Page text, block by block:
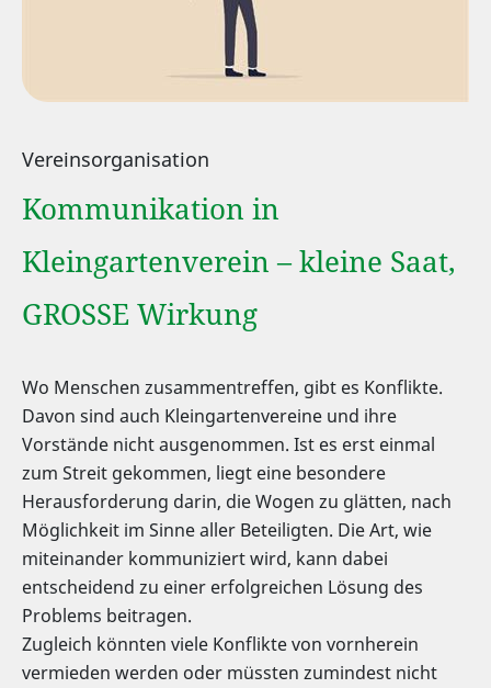
Vereinsorganisation
Kommunikation in
Kleingartenverein – kleine Saat,
GROSSE Wirkung
Wo Menschen zusammentreffen, gibt es Konflikte.
Davon sind auch Kleingartenvereine und ihre
Vorstände nicht ausgenommen. Ist es erst einmal
zum Streit gekommen, liegt eine besondere
Herausforderung darin, die Wogen zu glätten, nach
Möglichkeit im Sinne aller Beteiligten. Die Art, wie
miteinander kommuniziert wird, kann dabei
entscheidend zu einer erfolgreichen Lösung des
Problems beitragen.
Zugleich könnten viele Konflikte von vornherein
vermieden werden oder müssten zumindest nicht